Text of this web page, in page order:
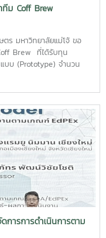
ม Coff Brew
ตร มหาวิทยาลัยแม่โจ้ ขอ
Brew ที่ได้รับทุน
บ (Prototype) จำนวน
นเมื่อวันที่ 11 พฤษภาคม
รื่องสกัดกาแฟรูปแบบใหม่โดย
ยอนุพงศ์ เขื่อนแก้วนักศึกษา
หกรรมเกษตร• นายอาทิตย์
ะวิศวกรรมและอุตสาหกรรม
าปริญญาตรี คณะ
Chandra
าลัยนานาชาติอาจารย์ที่
ร วาฤทธิ์คณะวิศวกรรมและ
Thailand League
มศักยภาพนักศึกษาด้าน
นใหม่ โดยเปิดโอกาสให้
การการดำเนินการตาม